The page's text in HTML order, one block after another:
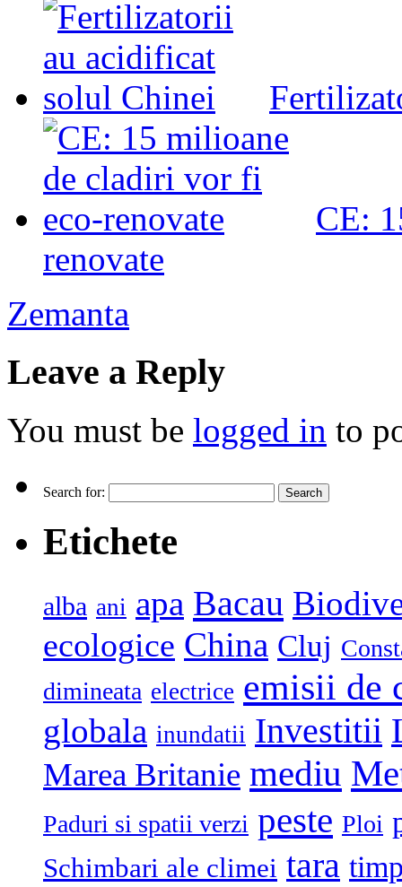
CE:
renovate
Zemanta
Leave a Reply
You must be logged in to
Search for:
Etichete
alba ani apa Bacau
ecologice China Cluj
dimineata electrice emisii de
globala inundatii Investitii
Marea Britanie mediu
Paduri si spatii verzi peste Ploi
Schimbari ale climei tara